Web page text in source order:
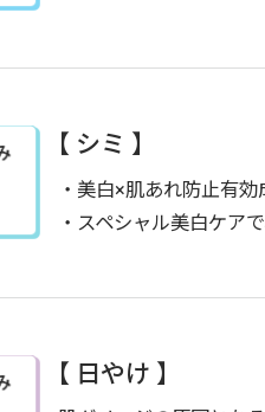
【 シミ 】
・美白×肌あれ防止有
・スペシャル美白ケア
【 日やけ 】